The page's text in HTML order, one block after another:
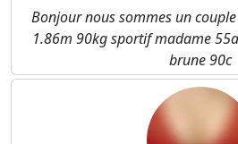
Bonjour nous sommes un
1.86m 90kg sportif madame
brune 90c